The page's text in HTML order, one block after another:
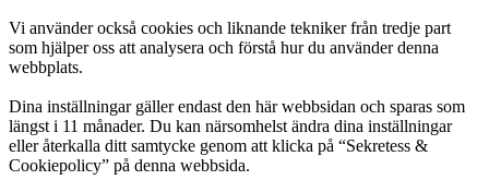
Vi använder också cookies och liknande tekniker från tredje part
som hjälper oss att analysera och förstå hur du använder denna
webbplats.
Dina inställningar gäller endast den här webbsidan och sparas som
längst i 11 månader. Du kan närsomhelst ändra dina inställningar
eller återkalla ditt samtycke genom att klicka på “Sekretess &
Cookiepolicy” på denna webbsida.